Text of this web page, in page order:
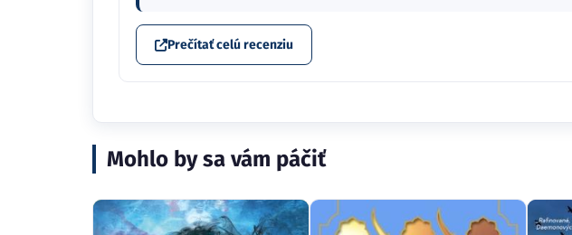
Prečítať celú recenziu
Mohlo by sa vám páčiť